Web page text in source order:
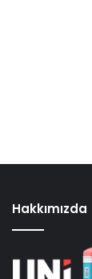
Hakkımızda